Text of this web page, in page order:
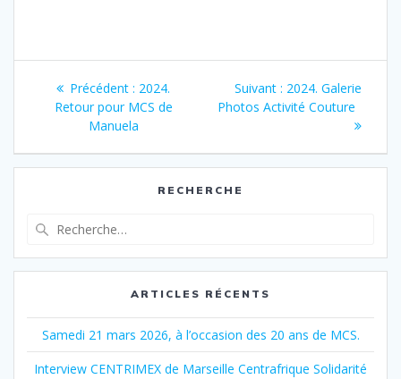
Navigation
l’article
Précédent : Article
précédent
2024.
Retour pour MCS de
Manuela
Suivant : Article
suivant
2024. Galerie
Photos Activité Couture
RECHERCHE
:
ARTICLES RÉCENTS
Samedi 21 mars 2026, à l’occasion des 20 ans de MCS.
Interview CENTRIMEX de Marseille Centrafrique Solidarité